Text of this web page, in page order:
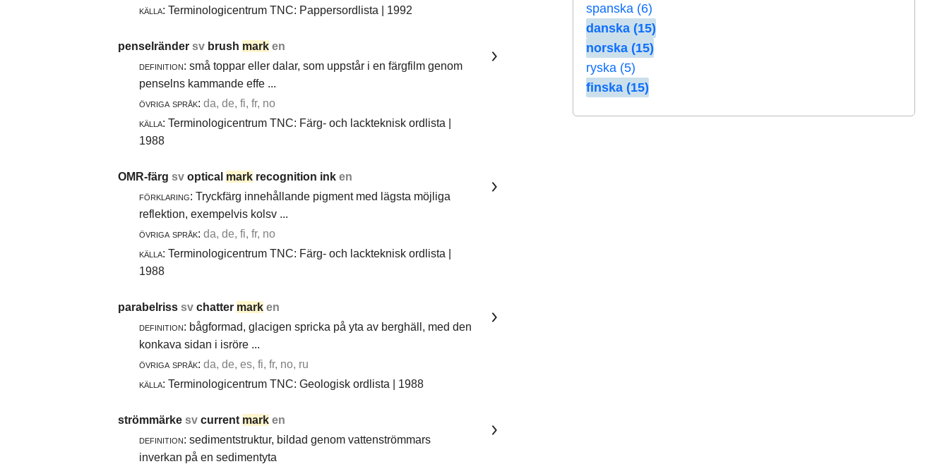
spanska (6)
danska (15)
norska (15)
ryska (5)
finska (15)
källa: Terminologicentrum TNC: Pappersordlista | 1992
penselränder sv brush mark en
definition: små toppar eller dalar, som uppstår i en färgfilm genom
penselns kammande effe ...
övriga språk: da, de, fi, fr, no
källa: Terminologicentrum TNC: Färg- och lackteknisk ordlista |
1988
OMR-färg sv optical markrecognition ink en
förklaring: Tryckfärg innehållande pigment med lägsta möjliga
reflektion, exempelvis kolsv ...
övriga språk: da, de, fi, fr, no
källa: Terminologicentrum TNC: Färg- och lackteknisk ordlista |
1988
parabelriss sv chatter mark en
definition: bågformad, glacigen spricka på yta av berghäll, med den
konkava sidan i isröre ...
övriga språk: da, de, es, fi, fr, no, ru
källa: Terminologicentrum TNC: Geologisk ordlista | 1988
strömmärke sv current mark en
definition: sedimentstruktur, bildad genom vattenströmmars
inverkan på en sedimentyta